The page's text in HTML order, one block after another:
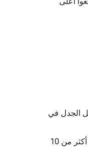
الجدل في
يضم طب الأسنان فريقًا مكونًا من أكثر من 10